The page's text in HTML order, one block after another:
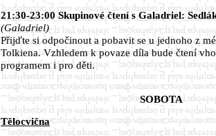
21:30-23:00 Skupinové čtení s Galadriel:
(Galadriel)
Přijďte si odpočinout a pobavit se u jednoho z
Tolkiena. Vzhledem k povaze díla bude čtení
programem i pro děti.
SOBOTA
Tělocvična